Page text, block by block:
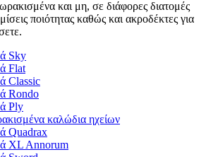
και μη, σε διάφορες διατομές
ποιότητας καθώς και ακροδέκτες για
Sky
Flat
Classic
Rondo
Ply
καλώδια ηχείων
Quadrax
XL Annorum